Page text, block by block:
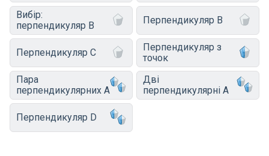
Вибір:
перпендикуляр B
Перпендикуляр B
Перпендикуляр C
Перпендикуляр з
точок
Пара
перпендикулярних A
Дві
перпендикулярні A
Перпендикуляр D